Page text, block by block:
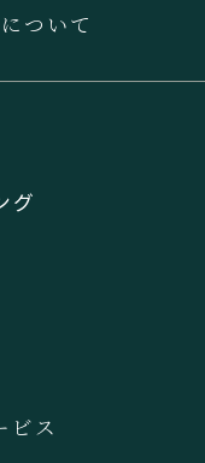
ついて
グ
ビス